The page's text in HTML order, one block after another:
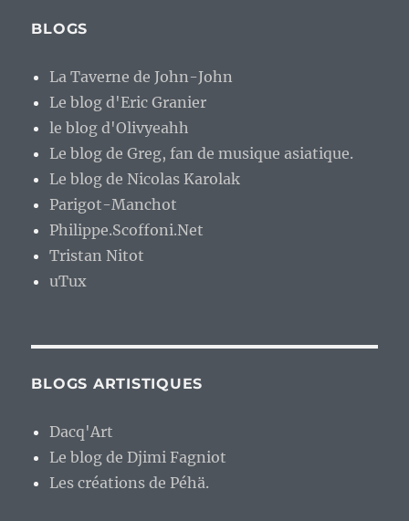
BLOGS
La Taverne de John-John
Le blog d'Eric Granier
le blog d'Olivyeahh
Le blog de Greg, fan de musique asiatique.
Le blog de Nicolas Karolak
Parigot-Manchot
Philippe.Scoffoni.Net
Tristan Nitot
uTux
BLOGS ARTISTIQUES
Dacq'Art
Le blog de Djimi Fagniot
Les créations de Péhä.